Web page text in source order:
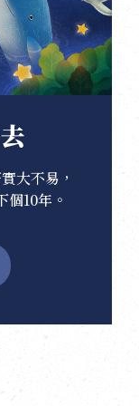
大不易，
10年。